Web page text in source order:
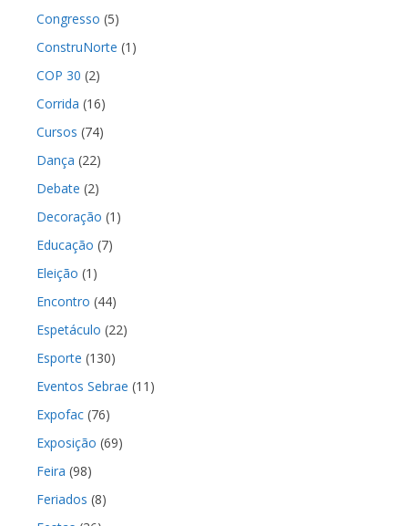
Congresso (5)
ConstruNorte (1)
COP 30 (2)
Corrida (16)
Cursos (74)
Dança (22)
Debate (2)
Decoração (1)
Educação (7)
Eleição (1)
Encontro (44)
Espetáculo (22)
Esporte (130)
Eventos Sebrae (11)
Expofac(76)
Exposição (69)
Feira (98)
Feriados (8)